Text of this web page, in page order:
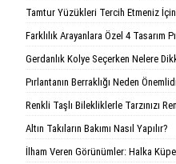
Tamtur Yüzükleri Tercih Etmeniz
Farklılık Arayanlara Özel 4 Tasarım
Gerdanlık Kolye Seçerken Nelere
Pırlantanın Berraklığı Neden
Renkli Taşlı Bilekliklerle Tarzınızı
Altın Takıların Bakımı Nasıl Yapılır?
İlham Veren Görünümler: Halka